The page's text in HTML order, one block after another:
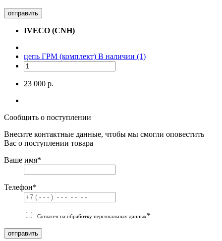
отправить
IVECO (CNH)
цепь ГРМ (комплект) В наличии (1)
23 000 р.
Сообщить о поступлении
Внесите контактные данные, чтобы мы смогли оповестить
Вас о поступлении товара
Ваше имя*
Телефон*
Согласен на обработку персональных данных*
отправить